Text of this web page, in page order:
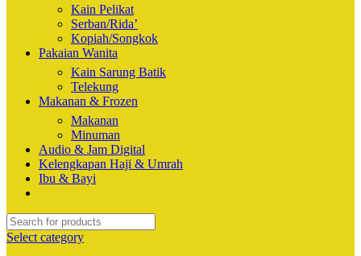
Kain Pelikat
Serban/Rida’
Kopiah/Songkok
Pakaian Wanita
Kain Sarung Batik
Telekung
Makanan & Frozen
Makanan
Minuman
Audio & Jam Digital
Kelengkapan Haji & Umrah
Ibu & Bayi
Select category